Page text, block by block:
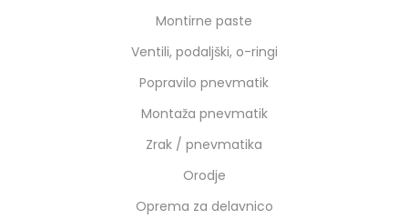
Montirne paste
Ventili, podaljški, o-ringi
Popravilo pnevmatik
Montaža pnevmatik
Zrak / pnevmatika
Orodje
Oprema za delavnico